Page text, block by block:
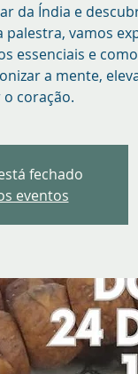
da Índia e
vamos
essenciais e
a mente,
coração.
fechado
eventos